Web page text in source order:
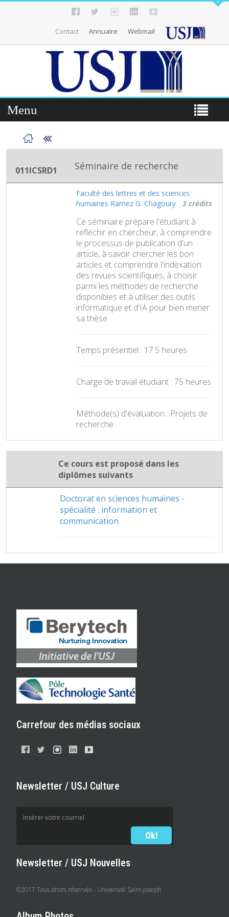
Contact Annuaire Webmail
Menu
011ICSRD1 Séminaire de recherche
Faculté des lettres et des sciences
humaines Ramez G. Chagoury
3 crédits
Ce séminaire prépare l'étudiant à
réfléchir en chercheur, à comprendre
le processus de publication d'un
article, à savoir chercher les bon
articles et comprendre l'indexation
des revues scientifiques, à choisir
parmi les méthodes de recherche
disponibles et à utiliser des outils
informatique et d'IA pour bien mener
sa thèse.
Temps présentiel : 17.5 heures
Charge de travail étudiant : 75 heures
Méthode(s) d'évaluation : Projets de
recherche
Ce cours est proposé dans les
diplômes suivants
Doctorat en sciences humaines -
spécialité : information et
communication
Carrefour des médias sociaux
Newsletter / USJ Culture
Newsletter / USJ Nouvelles
©2017 Tous droits réservés - Université Saint-Joseph